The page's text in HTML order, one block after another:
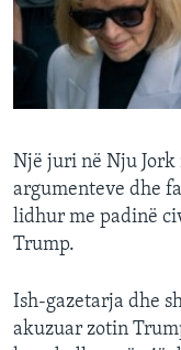
INTERVISTA
DITARI
Një juri në Nju Jork
argumenteve dhe
lidhur me padinë
Trump.
Ish-gazetarja dhe
akuzuar zotin